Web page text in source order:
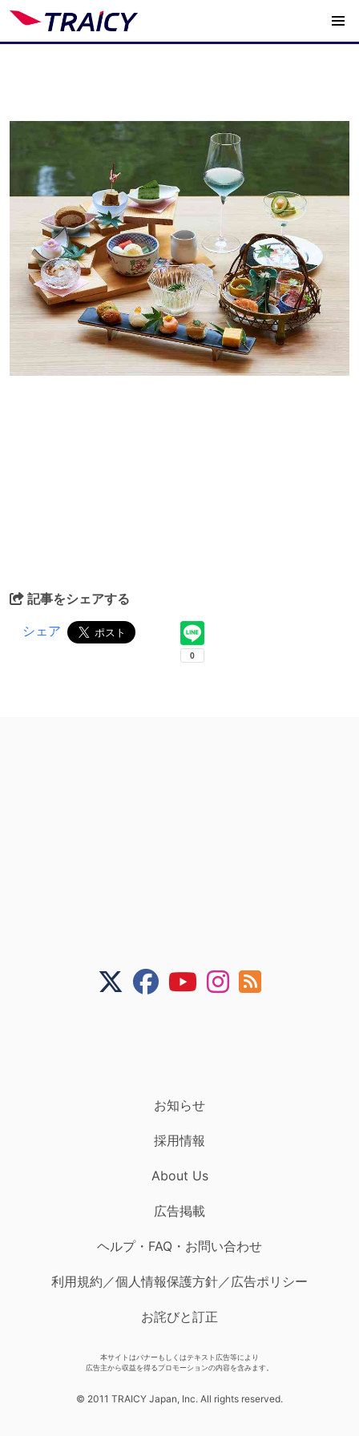
記事をシェアする
シェア
お知らせ
採用情報
About Us
広告掲載
ヘルプ・FAQ・お問い合わせ
利用規約／個人情報保護方針／広告ポリシー
お詫びと訂正
本サイトはバナーもしくはテキスト広告等により
広告主から収益を得るプロモーションの内容を含みます。
© 2011 TRAICY Japan, Inc. All rights reserved.